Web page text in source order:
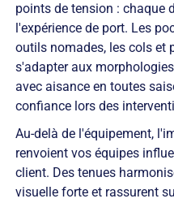
points de tension : chaque
l'expérience de port. Les
outils nomades, les cols et
s'adapter aux
avec aisance en toutes
confiance lors des
Au-delà de l'équipement,
renvoient vos équipes
client. Des tenues
visuelle forte et rassurent